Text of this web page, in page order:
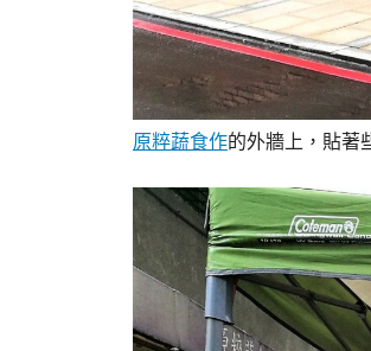
原粹蔬食作的外牆上，貼著